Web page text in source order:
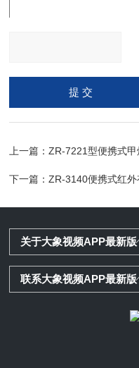
请输入计算结果（填写阿
拉伯数字），如：三加四
上一篇：ZR-7221型便携式
下一篇：ZR-3140便携式红
关于大象视频APP最新版
联系大象视频APP最新版